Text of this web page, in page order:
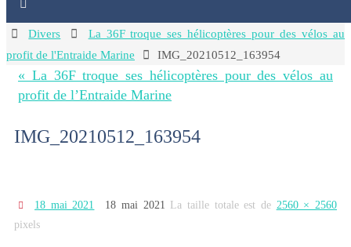
HomeDivers
La 36F troque ses hélicoptères pour des vélos au
profit de l'Entraide Marine
IMG_20210512_163954
« La 36F troque ses hélicoptères pour des vélos au
profit de l’Entraide Marine
IMG_20210512_163954
18 mai 2021 18 mai 2021 La taille totale est de 2560 × 2560
pixels